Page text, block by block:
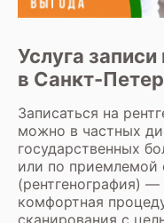
Услуга
в Санкт-
Записаться на
можно в частных
государственных
или по приемлемой
(рентгенография) —
комфортная